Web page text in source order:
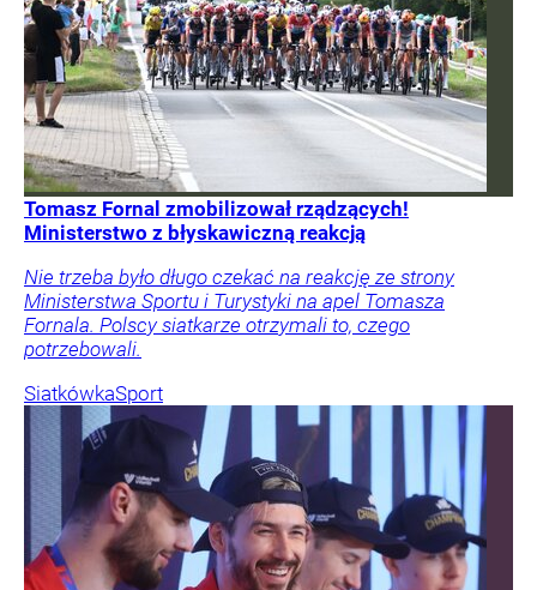
Tomasz Fornal zmobilizował rządzących!
Ministerstwo z błyskawiczną reakcją
Nie trzeba było długo czekać na reakcję ze strony
Ministerstwa Sportu i Turystyki na apel Tomasza
Fornala. Polscy siatkarze otrzymali to, czego
potrzebowali.
SiatkówkaSport